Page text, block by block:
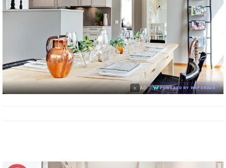
× AD POWERED BY WEFORADS